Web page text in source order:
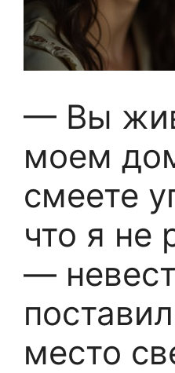
— Вы
моем
смеете
что я не
—
место